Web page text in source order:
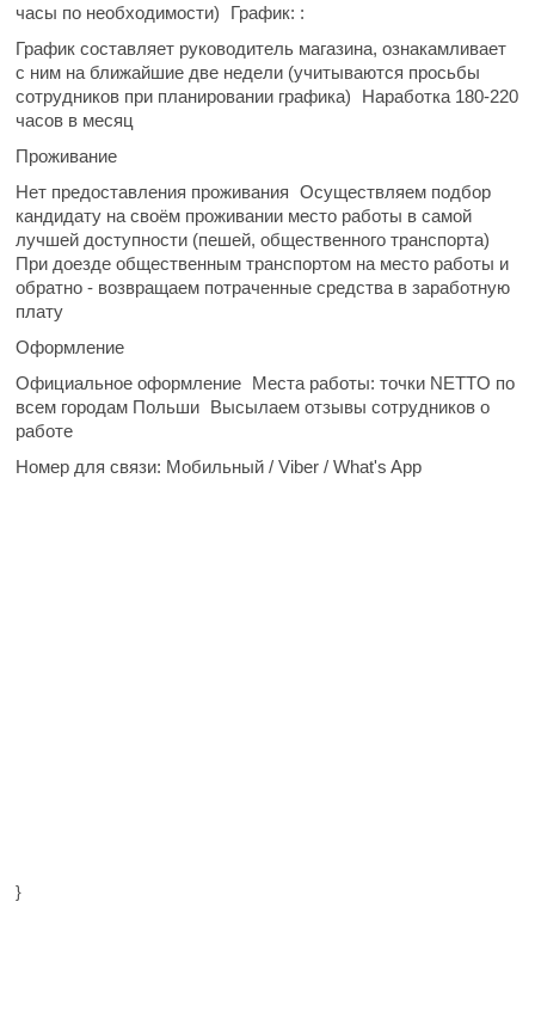
часы по необходимости)
График: :
️График составляет руководитель магазина, ознакамливает
с ним на ближайшие две недели (учитываются просьбы
сотрудников при планировании графика)
Наработка 180-220
часов в месяц
Проживание
Нет предоставления проживания Осуществляем подбор
кандидату на своём проживании место работы в самой
лучшей доступности (пешей, общественного транспорта)
При доезде общественным транспортом на место работы и
обратно - возвращаем потраченные средства в заработную
плату
Оформление
Официальное оформление Места работы: точки NETTO по
всем городам Польши Высылаем отзывы сотрудников о
работе
Номер для связи: Мобильный / Viber / What's App
}